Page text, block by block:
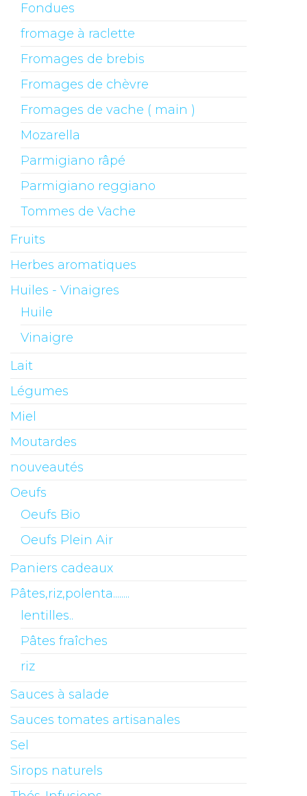
Fondues
fromage à raclette
Fromages de brebis
Fromages de chèvre
Fromages de vache ( main )
Mozarella
Parmigiano râpé
Parmigiano reggiano
Tommes de Vache
Fruits
Herbes aromatiques
Huiles - Vinaigres
Huile
Vinaigre
Lait
Légumes
Miel
Moutardes
nouveautés
Oeufs
Oeufs Bio
Oeufs Plein Air
Paniers cadeaux
Pâtes,riz,polenta........
lentilles..
Pâtes fraîches
riz
Sauces à salade
Sauces tomates artisanales
Sel
Sirops naturels